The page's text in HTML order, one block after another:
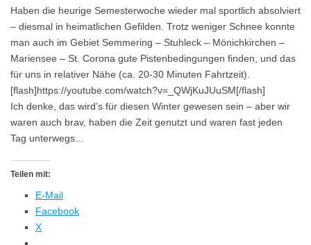
Haben die heurige Semesterwoche wieder mal sportlich absolviert
– diesmal in heimatlichen Gefilden. Trotz weniger Schnee konnte
man auch im Gebiet Semmering – Stuhleck – Mönichkirchen –
Mariensee – St. Corona gute Pistenbedingungen finden, und das
für uns in relativer Nähe (ca. 20-30 Minuten Fahrtzeit).
[flash]https://youtube.com/watch?v=_QWjKuJUuSM[/flash]
Ich denke, das wird’s für diesen Winter gewesen sein – aber wir
waren auch brav, haben die Zeit genutzt und waren fast jeden
Tag unterwegs…
Teilen mit:
E-Mail
Facebook
X